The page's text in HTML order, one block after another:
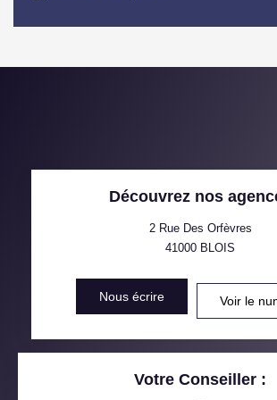
PART DES
VOITURE
ECOLES ET
Découvrez nos
2 Rue Des Orfèvres
41000 BLOIS
Nous écrire Voir le
Votre Conseiller :